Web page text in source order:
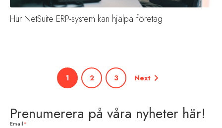
Hur NetSuite ERP-system kan hjälpa företag
1 2 3 Next
Prenumerera på våra nyheter här!
Email*